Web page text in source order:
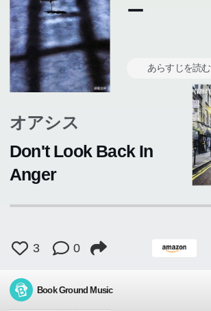
ー
あらすじを読む
オアシス
Don't Look Back In
Anger
3 0
Book Ground Music